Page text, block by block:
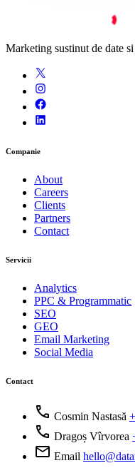
Marketing sustinut de date
Companie
About
Careers
Clients
Partners
Contact
Servicii
Analytics
PPC & Programmatic
SEO
GEO
Email Marketing
Social Media
Contact
call Cosmin Nastasă
call Dragoș Vîrvorea
mail Email